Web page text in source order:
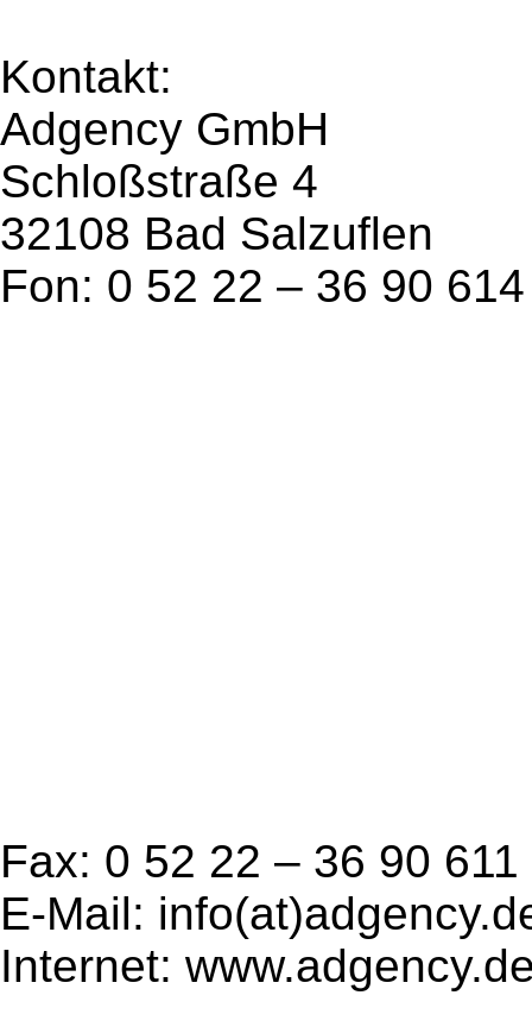
Kontakt:
Adgency GmbH
Schloßstraße 4
32108 Bad Salzuflen
Fon: 0 52 22 – 36 90 614
Fax: 0 52 22 – 36 90 611
E-Mail:
Internet: